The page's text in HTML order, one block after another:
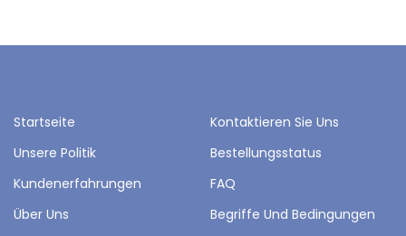
Startseite
Kontaktieren Sie Uns
Unsere Politik
Bestellungsstatus
Kundenerfahrungen
FAQ
Über Uns
Begriffe Und Bedingungen